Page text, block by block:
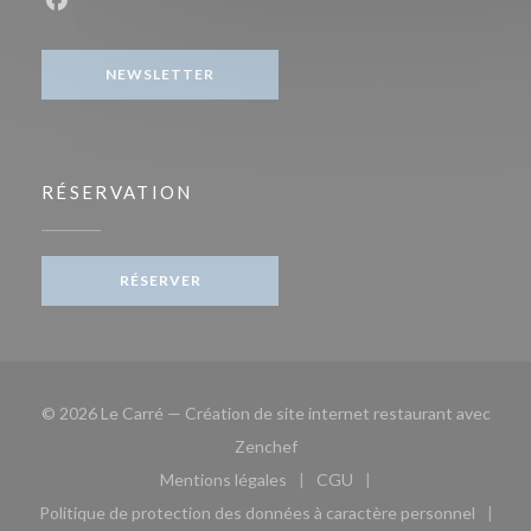
NEWSLETTER
RÉSERVATION
RÉSERVER
© 2026 Le Carré — Création de site internet restaurant avec
Zenchef((ouvre une nouvelle fenêtre))
Mentions légales
((ouvre une nouvelle fenêtre))
CGU
((ouvre une nouvelle
Politique de protection des données à caractère personnel